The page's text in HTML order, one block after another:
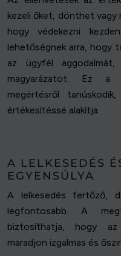
kezeli őket, dönthet
hogy védekezni
lehetőségnek arra, hogy
az ügyfél
magyarázatot. Ez a
megértésről
értékesítéssé alakítja.
A LELKESEDÉS
EGYENSÚLYA
A lelkesedés fertőző,
legfontosabb. A
biztosíthatja, hogy az
maradjon izgalmas és